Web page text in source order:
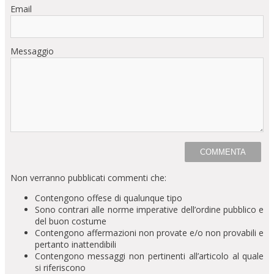
Email
Messaggio
Non verranno pubblicati commenti che:
Contengono offese di qualunque tipo
Sono contrari alle norme imperative dell’ordine pubblico e
del buon costume
Contengono affermazioni non provate e/o non provabili e
pertanto inattendibili
Contengono messaggi non pertinenti all’articolo al quale
si riferiscono